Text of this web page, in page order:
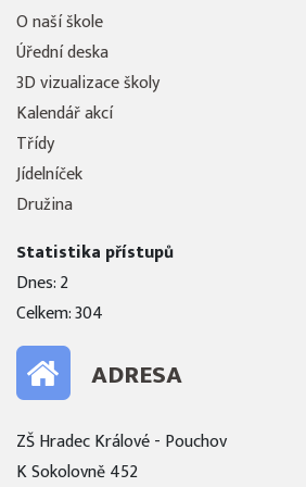
O naší škole
Úřední deska
3D vizualizace školy
Kalendář akcí
Třídy
Jídelníček
Družina
Statistika přístupů
Dnes: 2
Celkem: 304
ADRESA
ZŠ Hradec Králové - Pouchov
K Sokolovně 452